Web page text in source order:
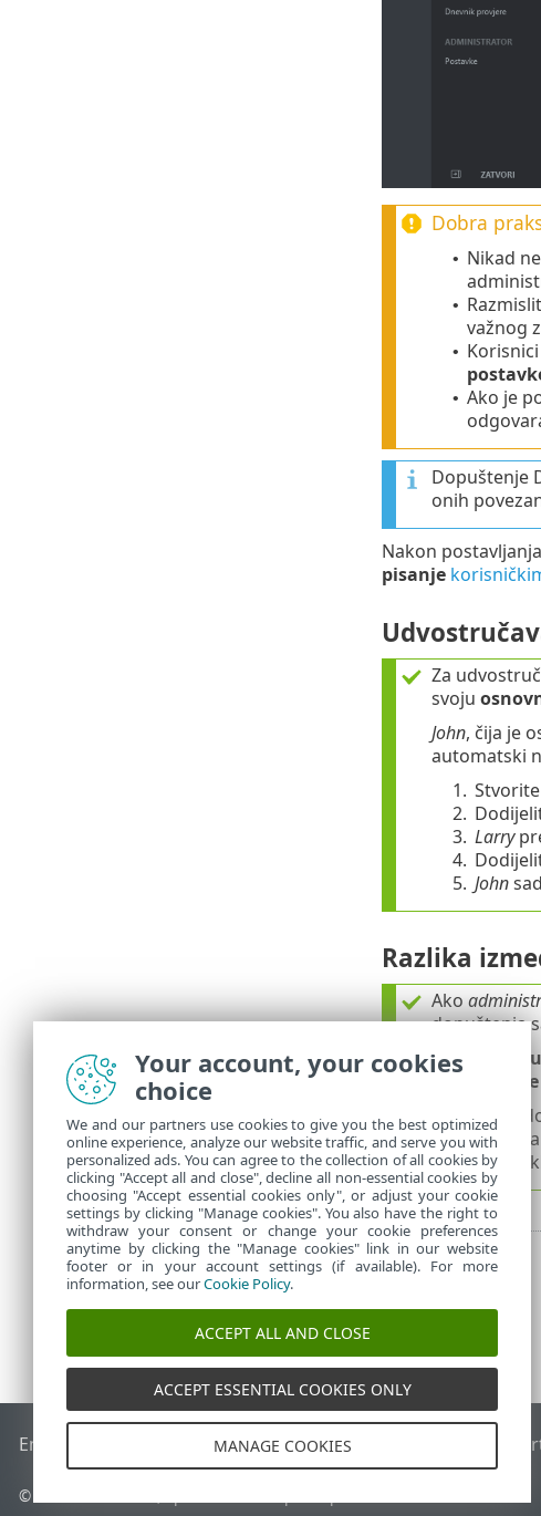
Dobra
• Nikad
•
važnog
•
• Ako je
Dopuštenje
onih
Nakon
pisanje
Za
svoju
John, čija je
automatski
1.
2.
3. Larry
4.
5. John
Razlika
Ako
dopuštenja
•
Kada su ta
stvarati
uređivati i
End of Life ESET-ova baza znanjaESET-ov forum ESET Status
© 1992 - 2026 ESET, spol. s r.o. – Sva prava pridržana.
Your account, your cookies
choice
We and our partners use cookies to give you the best optimized
online experience, analyze our website traffic, and serve you with
personalized ads. You can agree to the collection of all cookies by
clicking "Accept all and close", decline all non-essential cookies by
choosing "Accept essential cookies only", or adjust your cookie
settings by clicking "Manage cookies". You also have the right to
withdraw your consent or change your cookie preferences
anytime by clicking the "Manage cookies" link in our website
footer or in your account settings (if available). For more
information, see ourCookie Policy.
ACCEPT ALL AND CLOSE
ACCEPT ESSENTIAL COOKIES ONLY
MANAGE COOKIES